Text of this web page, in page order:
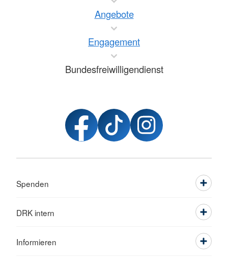
Angebote
Engagement
Bundesfreiwilligendienst
Spenden
DRK intern
Informieren